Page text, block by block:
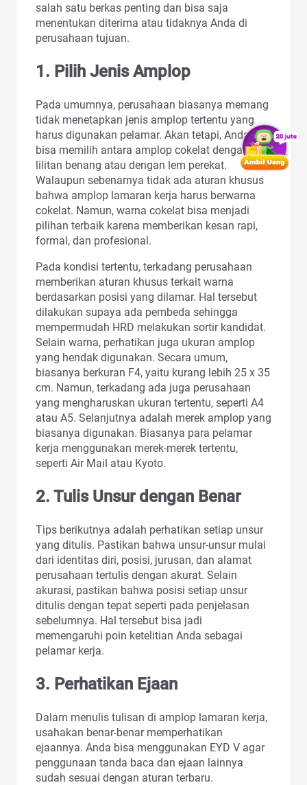
salah satu berkas penting dan bisa saja
menentukan diterima atau tidaknya Anda di
perusahaan tujuan.
1. Pilih Jenis Amplop
Pada umumnya, perusahaan biasanya memang
tidak menetapkan jenis amplop tertentu yang
harus digunakan pelamar. Akan tetapi, Anda
bisa memilih antara amplop cokelat dengan
lilitan benang atau dengan lem perekat.
Walaupun sebenarnya tidak ada aturan khusus
bahwa amplop lamaran kerja harus berwarna
cokelat. Namun, warna cokelat bisa menjadi
pilihan terbaik karena memberikan kesan rapi,
formal, dan profesional.
Pada kondisi tertentu, terkadang perusahaan
memberikan aturan khusus terkait warna
berdasarkan posisi yang dilamar. Hal tersebut
dilakukan supaya ada pembeda sehingga
mempermudah HRD melakukan sortir kandidat.
Selain warna, perhatikan juga ukuran amplop
yang hendak digunakan. Secara umum,
biasanya berkuran F4, yaitu kurang lebih 25 x 35
cm. Namun, terkadang ada juga perusahaan
yang mengharuskan ukuran tertentu, seperti A4
atau A5. Selanjutnya adalah merek amplop yang
biasanya digunakan. Biasanya para pelamar
kerja menggunakan merek-merek tertentu,
seperti Air Mail atau Kyoto.
2. Tulis Unsur dengan Benar
Tips berikutnya adalah perhatikan setiap unsur
yang ditulis. Pastikan bahwa unsur-unsur mulai
dari identitas diri, posisi, jurusan, dan alamat
perusahaan tertulis dengan akurat. Selain
akurasi, pastikan bahwa posisi setiap unsur
ditulis dengan tepat seperti pada penjelasan
sebelumnya. Hal tersebut bisa jadi
memengaruhi poin ketelitian Anda sebagai
pelamar kerja.
3. Perhatikan Ejaan
Dalam menulis tulisan di amplop lamaran kerja,
usahakan benar-benar memperhatikan
ejaannya. Anda bisa menggunakan EYD V agar
penggunaan tanda baca dan ejaan lainnya
sudah sesuai dengan aturan terbaru.